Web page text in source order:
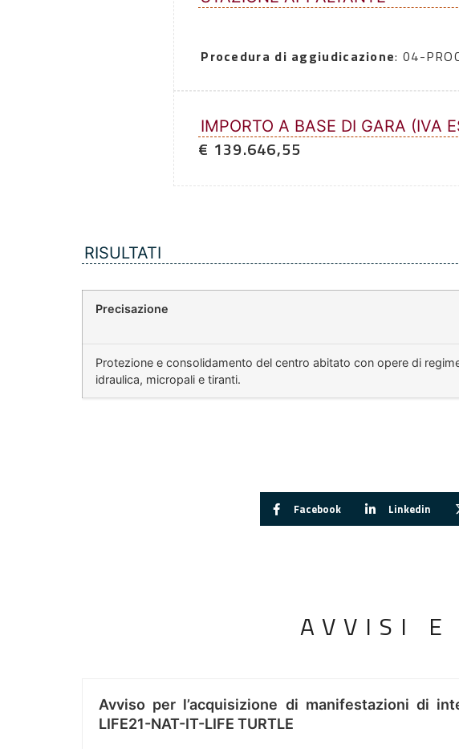
Procedura di aggiudicazione: 04-
IMPORTO A BASE DI GARA (IVA
€ 139.646,55
RISULTATI
Precisazione
Protezione e consolidamento del centro abitato con opere di
idraulica, micropali e tiranti.
Facebook Linkedin
AVVISI E
Avviso per l’acquisizione di manifestazioni di
LIFE21-NAT-IT-LIFE TURTLE